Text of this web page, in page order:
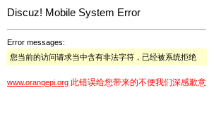
Discuz! Mobile System Error
Error messages:
您当前的访问请求当中含有非法字符，已经被系统拒绝
www.orangepi.org 此错误给您带来的不便我们深感歉意